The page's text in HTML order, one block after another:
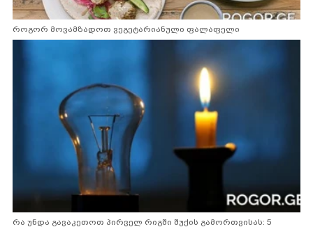
როგორ მოვამზადოთ ვეგეტარიანული ფალაფელი
რა უნდა გავაკეთოთ პირველ რიგში შუქის გამორთვისას: 5